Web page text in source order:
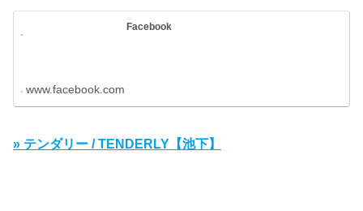
Facebook
www.facebook.com
» テンダリー / TENDERLY【池下】